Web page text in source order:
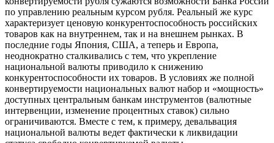
по управлению реальным курсом рубля. Реальный же курс
характеризует ценовую конкурентоспособность российских
товаров как на внутреннем, так и на внешнем рынках. В
последние годы Япония, США, а теперь и Европа,
неоднократно сталкивались с тем, что укрепление
национальной валюты приводило к снижению
конкурентоспособности их товаров. В условиях же полной
конвертируемости национальных валют набор и «мощность»
доступных центральным банкам инструментов (валютные
интервенции, изменение процентных ставок) сильно
ограничиваются. Вместе с тем, к примеру, девальвация
национальной валюты ведет фактически к ликвидации